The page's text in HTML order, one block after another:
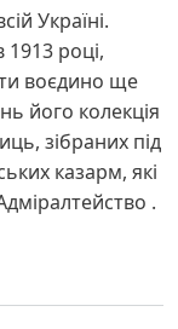
Україні.
1913 році,
воєдино ще
його колекція
зібраних під
казарм, які
.